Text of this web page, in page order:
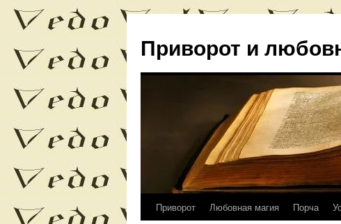
Приворот и
Перейти
Приворот Любовная магия Порча